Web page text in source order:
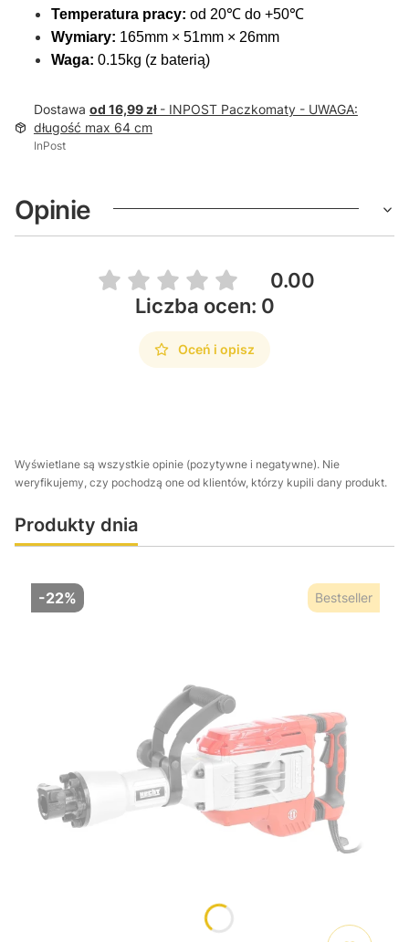
Temperatura pracy: od 20℃ do +50℃
Wymiary: 165mm × 51mm × 26mm
Waga: 0.15kg (z baterią)
Dostawa od 16,99 zł - INPOST Paczkomaty - UWAGA:
długość max 64 cm
InPost
Opinie
0.00
Liczba ocen: 0
Oceń i opisz
Wyświetlane są wszystkie opinie (pozytywne i negatywne). Nie
weryfikujemy, czy pochodzą one od klientów, którzy kupili dany produkt.
Produkty dnia
-22% Bestseller